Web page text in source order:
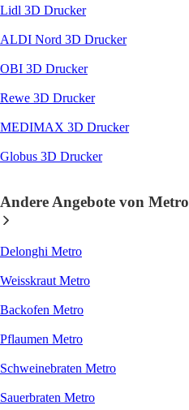
Lidl 3D Drucker
ALDI Nord 3D Drucker
OBI 3D Drucker
Rewe 3D Drucker
MEDIMAX 3D Drucker
Globus 3D Drucker
Andere Angebote von Metro
Delonghi Metro
Weisskraut Metro
Backofen Metro
Pflaumen Metro
Schweinebraten Metro
Sauerbraten Metro